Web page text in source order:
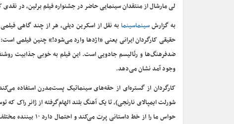
لی مارشال از منتقدان سینمایی حاضر در جشنواره فیلم برلین، در
به گزارشسینماسینمابه نقل از اسکرین دیلی، هر از چند گاهی
ضدفرهنگ‌ها و رئالیسم جادویی است. این فیلم به خوبی جذابیت
وجود آمد نشان می‌دهد.
کارگردان از گستره‌ای از حقه‌های سینماتیک پست‌مدرن استفاده
شورلت ایمپالای نارنجی)،‌ تا یک آهنگ بلند الهام‌گرفته از ژانر